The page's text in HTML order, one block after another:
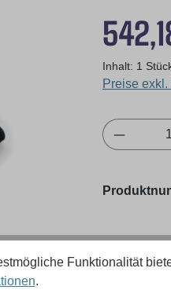
Inhalt: 1
Preise
Funktionalität
.